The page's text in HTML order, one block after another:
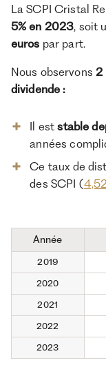
La SCPI Cristal
5% en 2023, soit
euros par part.
Nous observons2
dividende :
Il eststable
années
Ce taux de
des SCPI (
Année
2019
2020
2021
2022
2023